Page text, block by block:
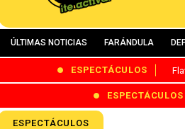
ÚLTIMAS NOTICIAS FARÁNDULA
ESPECTÁCULOS
ESPECTÁCULOS
ESPECTÁCULOS